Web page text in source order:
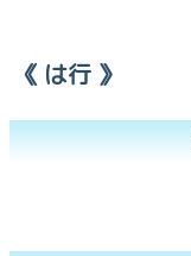
《 は行 》